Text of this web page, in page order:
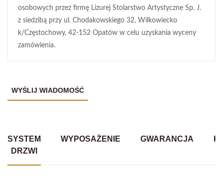
osobowych przez firmę Lizurej Stolarstwo Artystyczne Sp. J.
z siedzibą przy ul. Chodakowskiego 32, Wilkowiecko
k/Częstochowy, 42-152 Opatów w celu uzyskania wyceny
zamówienia.
SYSTEM
DRZWI
WYPOSAŻENIE GWARANCJA